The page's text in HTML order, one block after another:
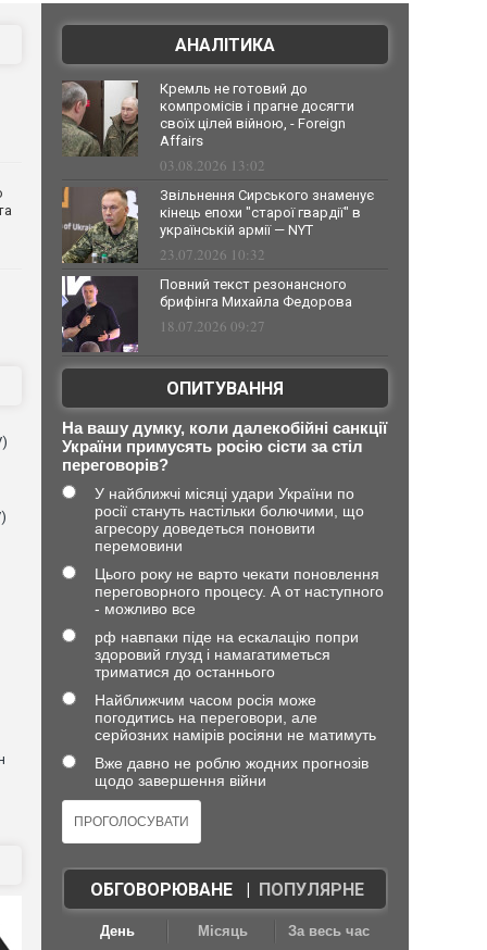
АНАЛІТИКА
Кремль не готовий до
компромісів і прагне досягти
своїх цілей війною, - Foreign
Affairs
03.08.2026 13:02
Звільнення Сирського знаменує
кінець епохи "старої гвардії" в
українській армії — NYT
23.07.2026 10:32
Повний текст резонансного
брифінга Михайла Федорова
18.07.2026 09:27
ОПИТУВАННЯ
На вашу думку, коли далекобійні санкції
України примусять росію сісти за стіл
переговорів?
У найближчі місяці удари України по
росії стануть настільки болючими, що
агресору доведеться поновити
перемовини
Цього року не варто чекати поновлення
переговорного процесу. А от наступного
- можливо все
рф навпаки піде на ескалацію попри
здоровий глузд і намагатиметься
триматися до останнього
Найближчим часом росія може
погодитись на переговори, але
серйозних намірів росіяни не матимуть
Вже давно не роблю жодних прогнозів
щодо завершення війни
ОБГОВОРЮВАНЕ| ПОПУЛЯРНЕ
День Місяць За весь час